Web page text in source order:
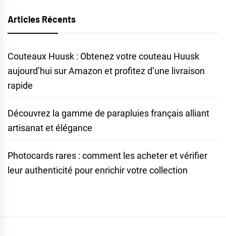
Articles Récents
Couteaux Huusk : Obtenez votre couteau Huusk
aujourd’hui sur Amazon et profitez d’une livraison
rapide
Découvrez la gamme de parapluies français alliant
artisanat et élégance
Photocards rares : comment les acheter et vérifier
leur authenticité pour enrichir votre collection